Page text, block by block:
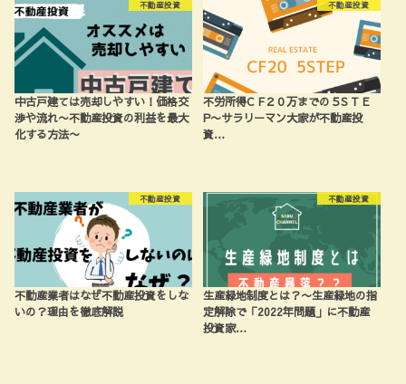
不動産投資
中古戸建ては売却しやすい！価格交
渉や流れ〜不動産投資の利益を最大
化する方法〜
不動産投資
不労所得C F２０万までの５S T E
P〜サラリーマン大家が不動産投
資…
不動産投資
不動産業者はなぜ不動産投資をしな
いの？理由を徹底解説
不動産投資
生産緑地制度とは？〜生産緑地の指
定解除で「2022年問題」に不動産
投資家…